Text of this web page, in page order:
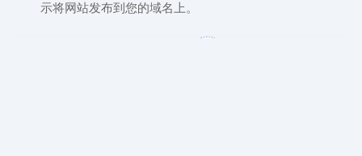
示将网站发布到您的域名上。